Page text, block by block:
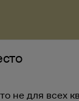
не для всех